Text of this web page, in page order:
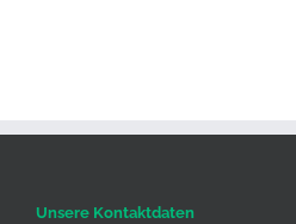
Unsere Kontaktdaten